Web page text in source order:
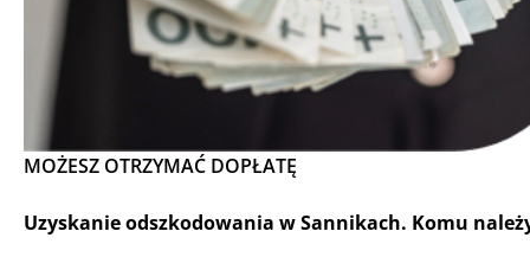
MOŻESZ OTRZYMAĆ DOPŁATĘ
Uzyskanie odszkodowania w Sannikach. Komu